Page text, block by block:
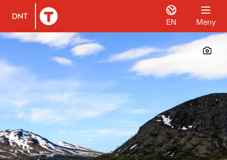
Til DNT.no forside
EN Meny